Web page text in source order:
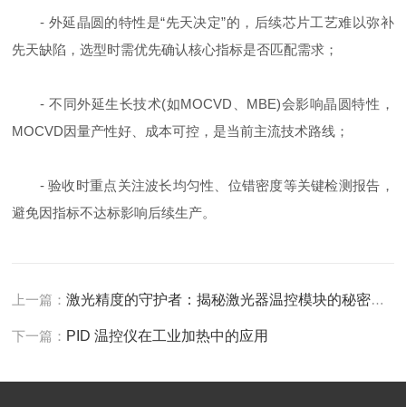
- 外延晶圆的特性是“先天决定”的，后续芯片工艺难以弥补
先天缺陷，选型时需优先确认核心指标是否匹配需求；
- 不同外延生长技术(如MOCVD、MBE)会影响晶圆特性，
MOCVD因量产性好、成本可控，是当前主流技术路线；
- 验收时重点关注波长均匀性、位错密度等关键检测报告，
避免因指标不达标影响后续生产。
上一篇：激光精度的守护者：揭秘激光器温控模块的秘密力量
下一篇： PID 温控仪在工业加热中的应用